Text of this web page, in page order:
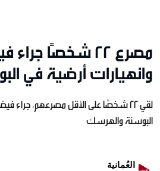
مصرع 22 شخصًا
وانهيارات أرضية في
لقي 22 شخصًا على الأقل مصرعهم، جراء
البوسنة والهرسك
العُمانية